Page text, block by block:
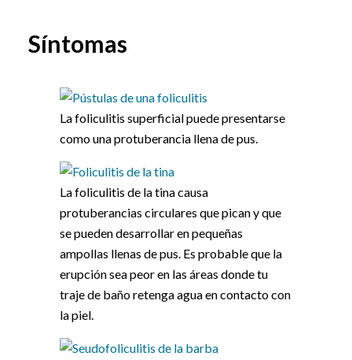
Síntomas
La foliculitis superficial puede presentarse
como una protuberancia llena de pus.
La foliculitis de la tina causa
protuberancias circulares que pican y que
se pueden desarrollar en pequeñas
ampollas llenas de pus. Es probable que la
erupción sea peor en las áreas donde tu
traje de baño retenga agua en contacto con
la piel.